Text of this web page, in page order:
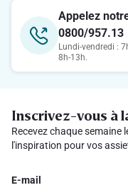
Appelez
0800/957.13
Lundi-vendredi :
8h-13h.
Inscrivez-vous à
Recevez chaque semaine
l'inspiration pour vos
E-mail